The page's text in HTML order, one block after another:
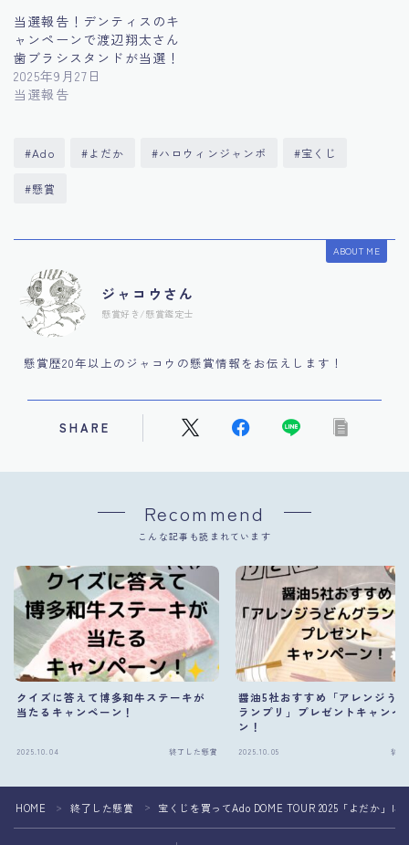
当選報告！デンティスのキ
ャンペーンで渡辺翔太さん
歯ブラシスタンドが当選！
2025年9月27日
当選報告
#Ado #よだか #ハロウィンジャンボ #宝くじ
#懸賞
ABOUT ME
ジャコウさん
懸賞好き/懸賞鑑定士
懸賞歴20年以上のジャコウの懸賞情報をお伝えします！
SHARE
Recommend
こんな記事も読まれています
クイズに答えて博多和牛ステーキが
当たるキャンペーン！
2025.10.04 終了した懸賞
醤油5社おすすめ「アレンジう
ランプリ」プレゼントキャンペ
ン！
2025.10.05 終了
HOME ＞ 終了した懸賞 ＞ 宝くじを買ってAdo DOME TOUR 2025「よだか」に